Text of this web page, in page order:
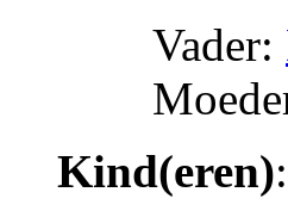
Vader:
Kind(eren):